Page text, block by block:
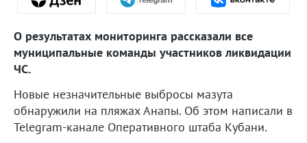
О результатах мониторинга рассказали все
муниципальные команды участников ликвидации
ЧС.
Новые незначительные выбросы мазута
обнаружили на пляжах Анапы. Об этом написали в
Telegram-канале Оперативного штаба Кубани.